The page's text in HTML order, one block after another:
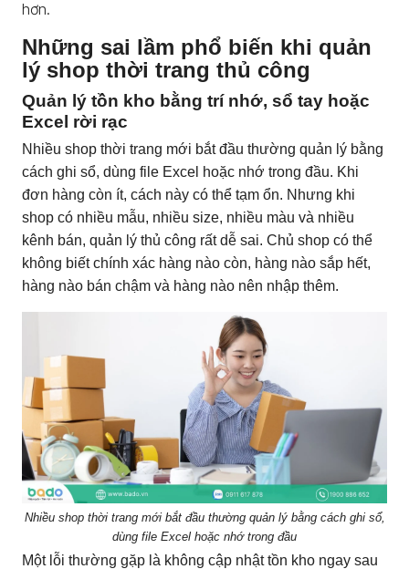
hơn.
Những sai lầm phổ biến khi quản
lý shop thời trang thủ công
Quản lý tồn kho bằng trí nhớ, sổ tay hoặc
Excel rời rạc
Nhiều shop thời trang mới bắt đầu thường quản lý bằng
cách ghi sổ, dùng file Excel hoặc nhớ trong đầu. Khi
đơn hàng còn ít, cách này có thể tạm ổn. Nhưng khi
shop có nhiều mẫu, nhiều size, nhiều màu và nhiều
kênh bán, quản lý thủ công rất dễ sai. Chủ shop có thể
không biết chính xác hàng nào còn, hàng nào sắp hết,
hàng nào bán chậm và hàng nào nên nhập thêm.
Nhiều shop thời trang mới bắt đầu thường quản lý bằng cách ghi sổ,
dùng file Excel hoặc nhớ trong đầu
Một lỗi thường gặp là không cập nhật tồn kho ngay sau